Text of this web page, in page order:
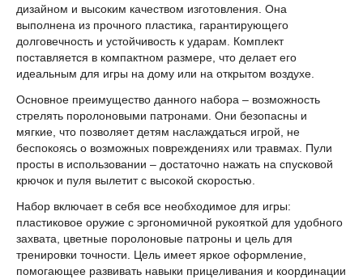
дизайном и высоким качеством изготовления. Она
выполнена из прочного пластика, гарантирующего
долговечность и устойчивость к ударам. Комплект
поставляется в компактном размере, что делает его
идеальным для игры на дому или на открытом воздухе.
Основное преимущество данного набора – возможность
стрелять поролоновыми патронами. Они безопасны и
мягкие, что позволяет детям наслаждаться игрой, не
беспокоясь о возможных повреждениях или травмах. Пули
просты в использовании – достаточно нажать на спусковой
крючок и пуля вылетит с высокой скоростью.
Набор включает в себя все необходимое для игры:
пластиковое оружие с эргономичной рукояткой для удобного
захвата, цветные поролоновые патроны и цель для
тренировки точности. Цель имеет яркое оформление,
помогающее развивать навыки прицеливания и координации